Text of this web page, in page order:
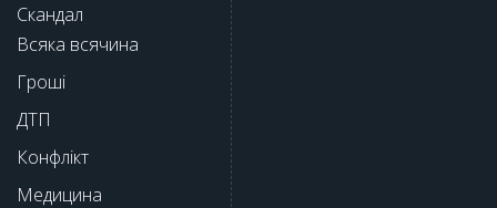
Скандал
Всяка всячина
Гроші
ДТП
Конфлікт
Медицина